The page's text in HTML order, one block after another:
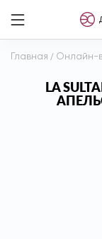
Главная / Онлайн-
LA